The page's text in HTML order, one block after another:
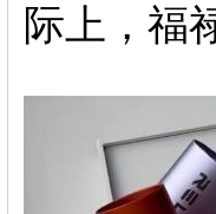
际上，福